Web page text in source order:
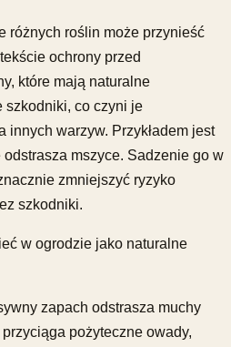
różnych roślin może przynieść
ochrony przed
które mają naturalne
szkodniki, co czyni je
innych warzyw. Przykładem jest
odstrasza mszyce. Sadzenie go w
zmniejszyć ryzyko
szkodniki.
w ogrodzie jako naturalne
zapach odstrasza muchy
pożyteczne owady,